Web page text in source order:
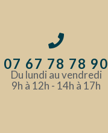
07 67 78 78 90
Du lundi au vendredi
9h à 12h - 14h à 17h